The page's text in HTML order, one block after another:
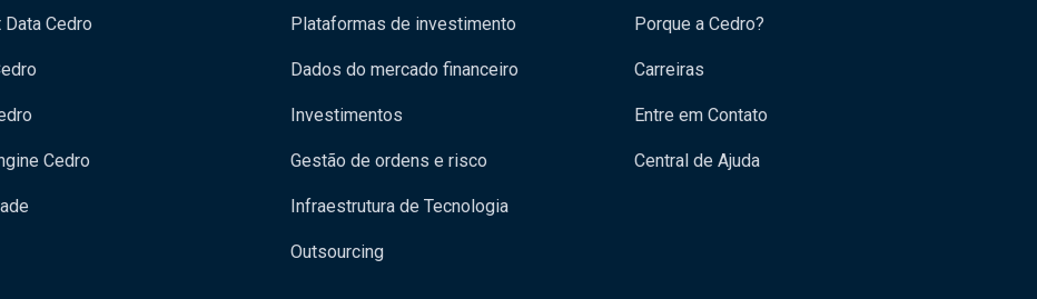
Cedro
Cedro
Plataformas de investimento
Dados do mercado financeiro
Investimentos
Gestão de ordens e risco
Infraestrutura de Tecnologia
Outsourcing
Porque a Cedro?
Carreiras
Entre em Contato
Central de Ajuda